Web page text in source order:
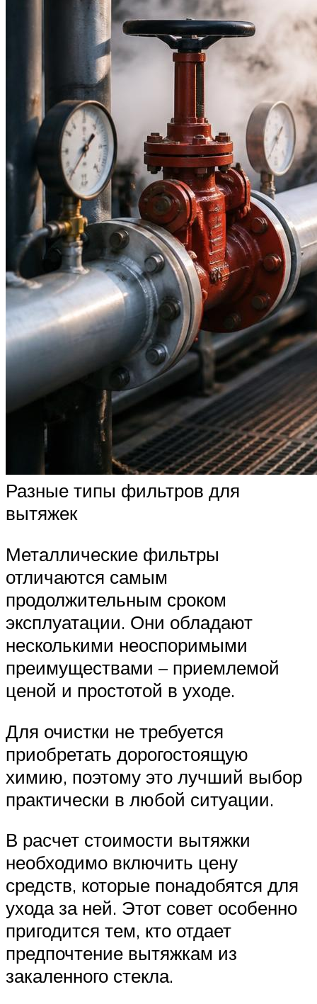
Разные типы фильтров для
вытяжек
Металлические фильтры
отличаются самым
продолжительным сроком
эксплуатации. Они обладают
несколькими неоспоримыми
преимуществами – приемлемой
ценой и простотой в уходе.
Для очистки не требуется
приобретать дорогостоящую
химию, поэтому это лучший выбор
практически в любой ситуации.
В расчет стоимости вытяжки
необходимо включить цену
средств, которые понадобятся для
ухода за ней. Этот совет особенно
пригодится тем, кто отдает
предпочтение вытяжкам из
закаленного стекла.